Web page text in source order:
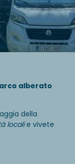
alberato
della
localie vivete